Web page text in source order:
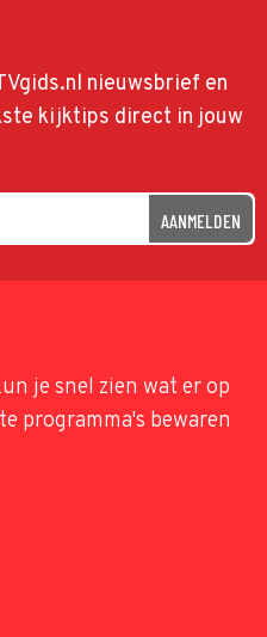
nieuwsbrief en
kijktips direct in jouw
AANMELDEN
je snel zien wat er op
programma's bewaren